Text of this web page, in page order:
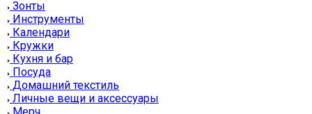
Зонты
Инструменты
Календари
Кружки
Кухня и бар
Посуда
Домашний текстиль
Личные вещи и аксессуары